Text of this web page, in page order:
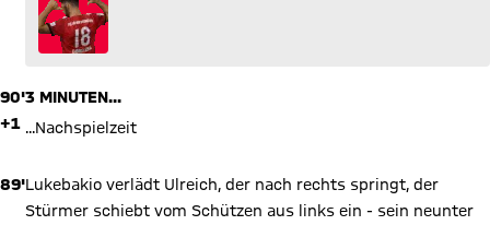
90'
+1
3 MINUTEN...
...Nachspielzeit
89'Lukebakio verlädt Ulreich, der nach rechts springt, der
Stürmer schiebt vom Schützen aus links ein - sein neunter